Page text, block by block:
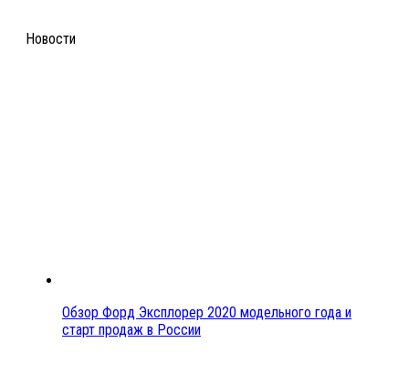
Новости
Обзор Форд Эксплорер 2020 модельного года и
старт продаж в России